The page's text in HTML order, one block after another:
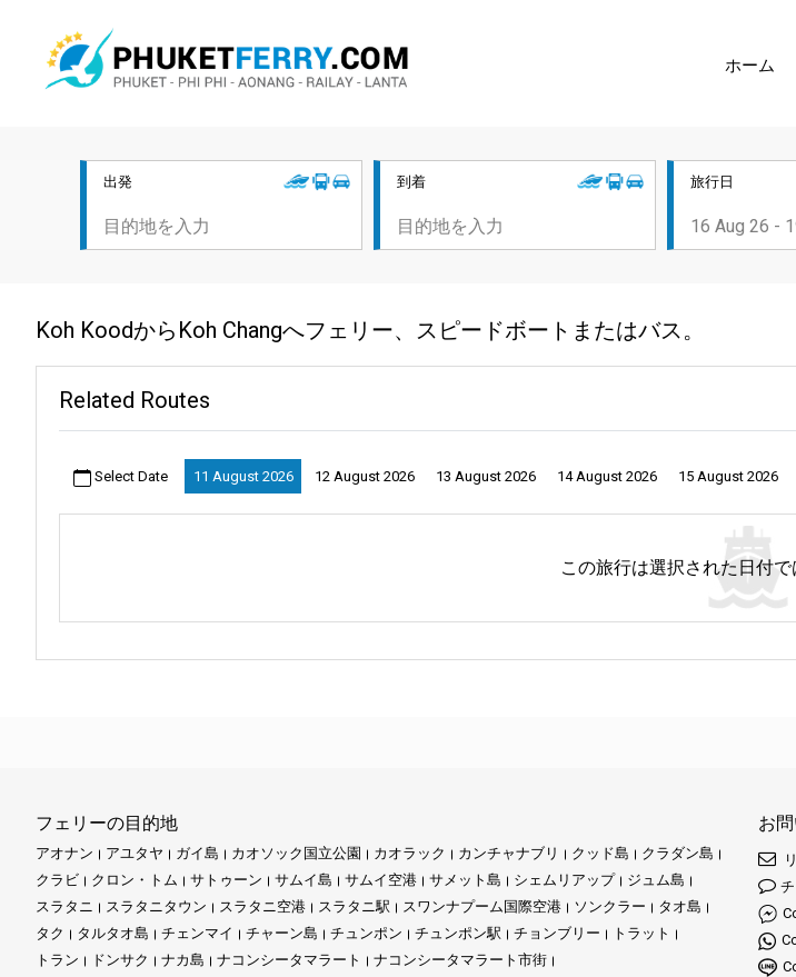
ホーム
出発 到着 旅行日
Koh KoodからKoh Changへフェリー、スピードボートまたはバス。
Related Routes
Select Date 11 August 2026 12 August 2026 13 August 2026 14 August 2026 15 August 2026
この旅行は選択された日付
フェリーの目的地
アオナン アユタヤ ガイ島 カオソック国立公園 カオラック カンチャナブリ クッド島
クラダン島
クラビ
クロン・トム サトゥーン サムイ島 サムイ空港 サメット島 シェムリアップ
ジュム島
スラタニ
スラタニタウン スラタニ空港 スラタニ駅 スワンナプーム国際空港 ソンクラー
タオ島
タク
タルタオ島 チェンマイ チャーン島 チュンポン チュンポン駅 チョンブリー
トラット
トラン
ドンサク ナカ島 ナコンシータマラート
ナコンシータマラート市街
お